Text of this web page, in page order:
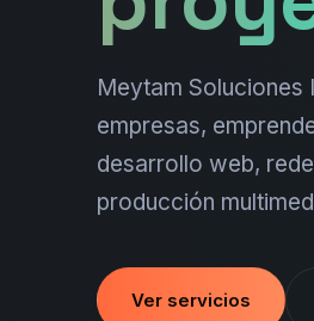
Meytam
empresas,
desarrollo web,
producción
Ver servicios